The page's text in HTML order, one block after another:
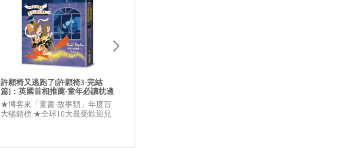
許願椅又逃跑了[許願椅3-完結
篇]：英國首相推薦·童年必讀枕邊
書(暢銷二版)
★博客來「童書-故事類」年度百
大暢銷榜 ★全球10大最受歡迎兒